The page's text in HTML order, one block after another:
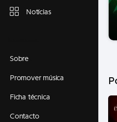
Notícias
Sobre
Promover música
Ficha técnica
Contacto